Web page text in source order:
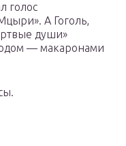
голос
А Гоголь,
души»
— макаронами